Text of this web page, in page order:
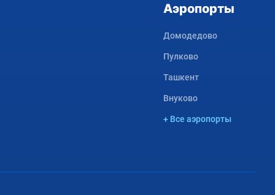
Аэропорты
Домодедово
Пулково
Ташкент
Внуково
+ Все аэропорты